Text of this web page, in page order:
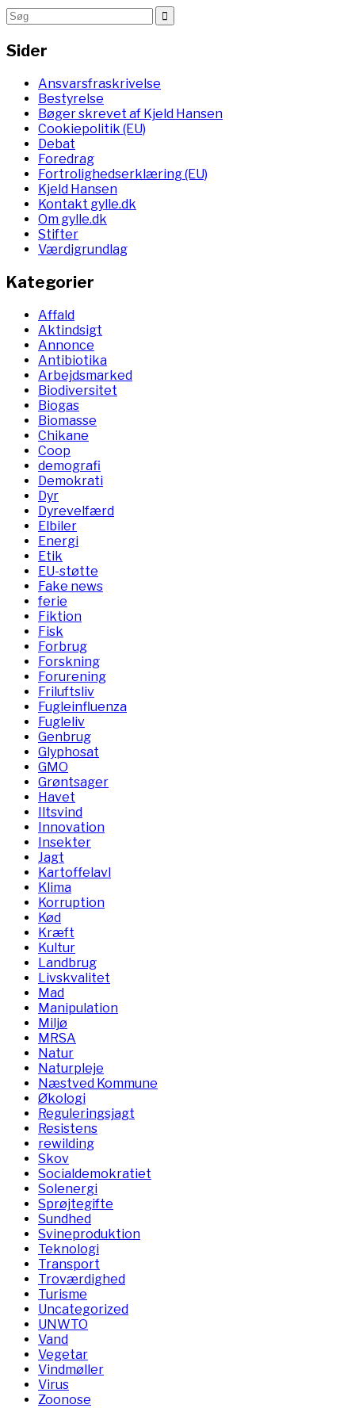
Sider
Ansvarsfraskrivelse
Bestyrelse
Bøger skrevet af Kjeld Hansen
Cookiepolitik (EU)
Debat
Foredrag
Fortrolighedserklæring (EU)
Kjeld Hansen
Kontakt gylle.dk
Om gylle.dk
Stifter
Værdigrundlag
Kategorier
Affald
Aktindsigt
Annonce
Antibiotika
Arbejdsmarked
Biodiversitet
Biogas
Biomasse
Chikane
Coop
demografi
Demokrati
Dyr
Dyrevelfærd
Elbiler
Energi
Etik
EU-støtte
Fake news
ferie
Fiktion
Fisk
Forbrug
Forskning
Forurening
Friluftsliv
Fugleinfluenza
Fugleliv
Genbrug
Glyphosat
GMO
Grøntsager
Havet
Iltsvind
Innovation
Insekter
Jagt
Kartoffelavl
Klima
Korruption
Kød
Kræft
Kultur
Landbrug
Livskvalitet
Mad
Manipulation
Miljø
MRSA
Natur
Naturpleje
Næstved Kommune
Økologi
Reguleringsjagt
Resistens
rewilding
Skov
Socialdemokratiet
Solenergi
Sprøjtegifte
Sundhed
Svineproduktion
Teknologi
Transport
Troværdighed
Turisme
Uncategorized
UNWTO
Vand
Vegetar
Vindmøller
Virus
Zoonose